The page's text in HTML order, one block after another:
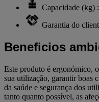
Capacidade (kg)
Garantia do
Beneficios
Este produto é ergonómico,
sua utilização, garantir boas
da saúde e segurança dos
tanto quanto possível, as